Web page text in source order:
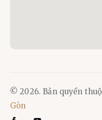
© 2026. Bản quyền
Gòn